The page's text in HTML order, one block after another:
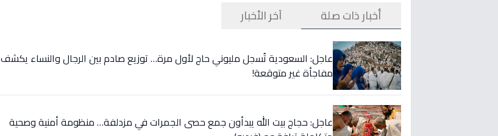
أخبار ذات صلة آخر الأخبار
عاجل: السعودية تُسجل مليوني حاج لأول مرة… توزيع صادم بين الرجال والنساء يكشف
مفاجأة غير متوقعة!
عاجل: حجاج بيت الله يبدأون جمع حصى الجمرات في مزدلفة… منظومة أمنية وصحية